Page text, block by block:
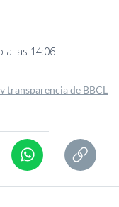
a las 14:06
transparencia de BBCL